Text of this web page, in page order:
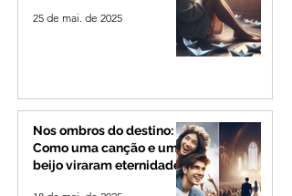
25 de mai. de 2025
Nos ombros do destino:
Como uma canção e um
beijo viraram eternidade